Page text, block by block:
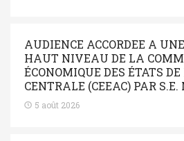
AUDIENCE ACCORDEE A
HAUT NIVEAU DE LA
ÉCONOMIQUE DES ÉTATS DE
CENTRALE (CEEAC) PAR
5 août 2026